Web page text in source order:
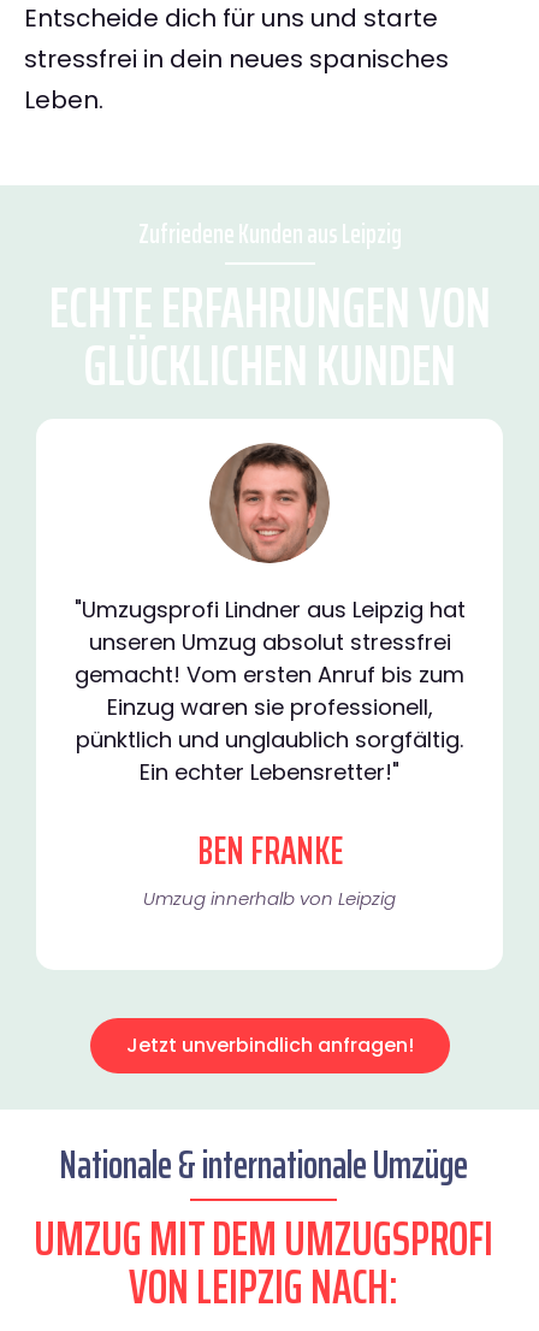
Entscheide dich für uns und starte
stressfrei in dein neues spanisches
Leben.
Zufriedene Kunden aus Leipzig
ECHTE ERFAHRUNGEN VON
GLÜCKLICHEN KUNDEN
"Umzugsprofi Lindner aus Leipzig hat
unseren Umzug absolut stressfrei
gemacht! Vom ersten Anruf bis zum
Einzug waren sie professionell,
pünktlich und unglaublich sorgfältig.
Ein echter Lebensretter!"
BEN FRANKE
Umzug innerhalb von Leipzig​
Jetzt unverbindlich anfragen!
Nationale & internationale Umzüge
UMZUG MIT DEM UMZUGSPROFI
VON LEIPZIG NACH: